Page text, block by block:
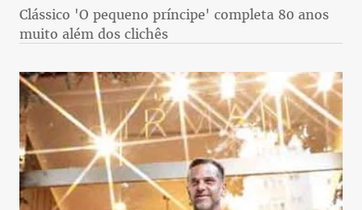
Clássico 'O pequeno príncipe' completa 80 anos
muito além dos clichês